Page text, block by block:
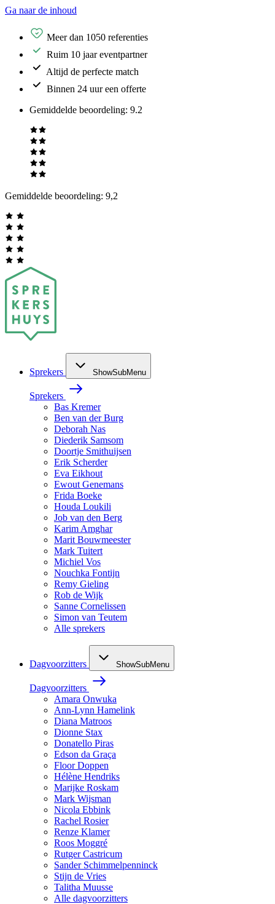
Ga naar de inhoud
Meer dan 1050 referenties
Ruim 10 jaar eventpartner
Altijd de perfecte match
Binnen 24 uur een offerte
Gemiddelde beoordeling: 9.2
Gemiddelde beoordeling: 9,2
Sprekers ShowSubMenu
Sprekers
Bas Kremer
Ben van der Burg
Deborah Nas
Diederik Samsom
Doortje Smithuijsen
Erik Scherder
Eva Eikhout
Ewout Genemans
Frida Boeke
Houda Loukili
Job van den Berg
Karim Amghar
Marit Bouwmeester
Mark Tuitert
Michiel Vos
Nouchka Fontijn
Remy Gieling
Rob de Wijk
Sanne Cornelissen
Simon van Teutem
Alle sprekers
Dagvoorzitters ShowSubMenu
Dagvoorzitters
Amara Onwuka
Ann-Lynn Hamelink
Diana Matroos
Dionne Stax
Donatello Piras
Edson da Graça
Floor Doppen
Hélène Hendriks
Marijke Roskam
Mark Wijsman
Nicola Ebbink
Rachel Rosier
Renze Klamer
Roos Moggré
Rutger Castricum
Sander Schimmelpenninck
Stijn de Vries
Talitha Muusse
Alle dagvoorzitters